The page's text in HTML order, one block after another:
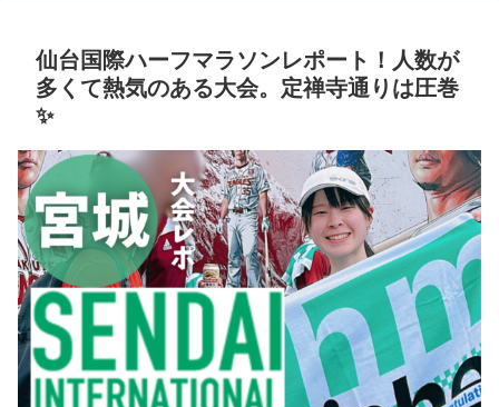
仙台国際ハーフマラソンレポート！人数が
多くて熱気のある大会。定禅寺通りは圧巻
✨